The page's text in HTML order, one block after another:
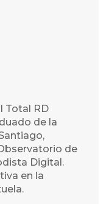
Total RD
de la
de
Digital.
en la